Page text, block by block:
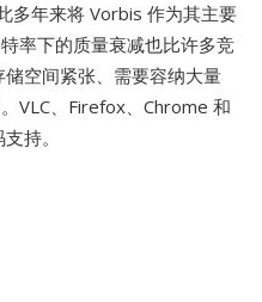
多年来将 Vorbis 作为其主要
率下的质量衰减也比许多竞
空间紧张、需要容纳大量
VLC、Firefox、Chrome 和
持。